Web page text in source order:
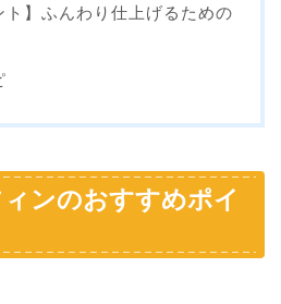
ト】ふんわり仕上げるための
ンのおすすめポイ